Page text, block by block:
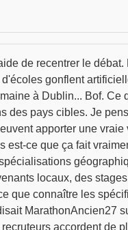
de recentrer le
gonflent
à Dublin... Bof.
des pays cibles. Je
apporter une
ce que ça fait
locaux, des
que connaître les
MarathonAncien27
accordent de